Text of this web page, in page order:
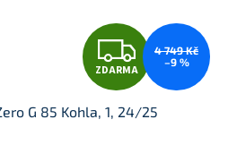
Z
D
A
ZDARMA
4 749 Kč
–9 %
G 85 Kohla, 1, 24/25